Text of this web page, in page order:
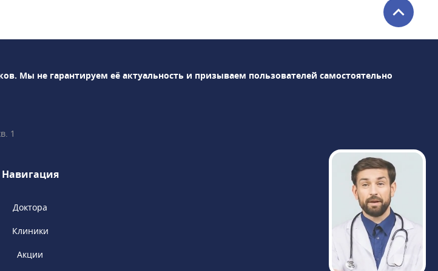
ортопедия, анестезиология,
офтальмология, стоматология. В центре
Мы не гарантируем её актуальность и призываем пользователей самостоятельно
1
Навигация
Доктора
Клиники
Акции